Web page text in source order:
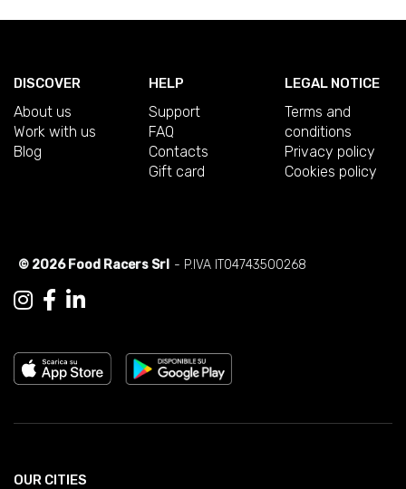
DISCOVER
About us
Work with us
Blog
HELP
Support
FAQ
Contacts
Gift card
LEGAL NOTICE
Terms and
conditions
Privacy policy
Cookies policy
© 2026 Food Racers Srl - P.IVA IT04743500268
OUR CITIES